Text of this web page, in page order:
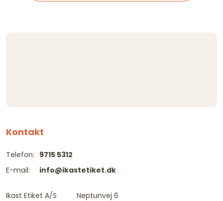
Kontakt
Telefon:
E-mail:
9715 5312
info@ikastetiket.dk
Ikast Etiket A/S
Neptunvej 6